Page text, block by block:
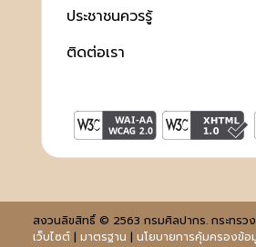
ประชาชนควรรู้
ติดต่อเรา
สงวนลิขสิทธิ์ © 2563 กรมศิลปากร. กระทร
เว็บไซต์| มาตรฐาน | นโยบายการคุ้มครองข้